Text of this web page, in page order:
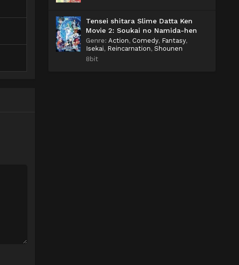
Tensei shitara Slime Datta Ken
Movie 2: Soukai no Namida-hen
Genre: Action, Comedy, Fantasy,
Isekai, Reincarnation, Shounen
8bit